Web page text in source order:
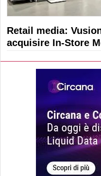
Retail media:
acquisire In-Store